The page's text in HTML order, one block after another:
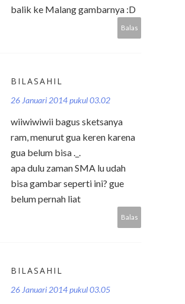
balik ke Malang gambarnya :D
Balas
BILASAHIL
26 Januari 2014 pukul 03.02
wiiwiwiwii bagus sketsanya
ram, menurut gua keren karena
gua belum bisa ._.
apa dulu zaman SMA lu udah
bisa gambar seperti ini? gue
belum pernah liat
Balas
BILASAHIL
26 Januari 2014 pukul 03.05